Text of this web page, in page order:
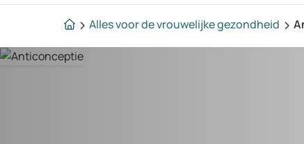
Alles voor de vrouwelijke gezondheid